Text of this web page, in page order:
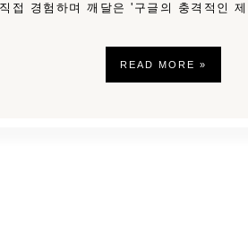
접 경험하며 깨달은 '구글의 충격적인
READ MORE »